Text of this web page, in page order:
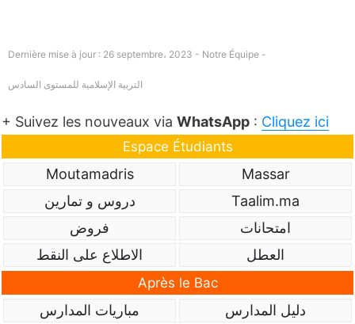
Dernière mise à jour : 26 septembre، 2023 - Notre Équipe -
التربية الإسلامية للمستوى السادس
+ Suivez les nouveaux via WhatsApp : Cliquez ici
Espace Étudiants
Massar
Moutamadris
Taalim.ma
دروس و تمارين
امتحانات
فروض
العطل
الاطلاع على النقط
Après le Bac
دليل المدارس مباريات المدارس